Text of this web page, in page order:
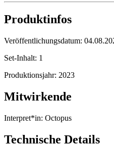
Produktinfos
Veröffentlichungsdatum:
Set-Inhalt: 1
Produktionsjahr: 2023
Mitwirkende
Interpret*in: Octopus
Technische Details